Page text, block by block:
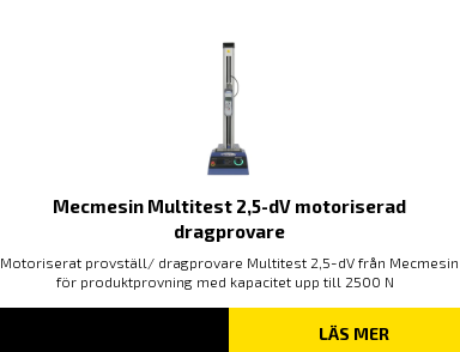
Mecmesin Multitest 2,5-dV motoriserad
dragprovare
Motoriserat provställ/ dragprovare Multitest 2,5-dV från Mecmesin
för produktprovning med kapacitet upp till 2500 N
LÄS MER